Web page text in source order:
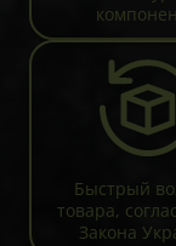
Быстрый
товара,
Закона